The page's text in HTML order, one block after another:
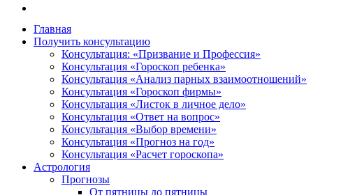
Шабалин Михаил Александрович. Персональный сайт
Председатель Новосибирского астрологического
консультации на основании Вашей натальной карты,
том, как с этим связано здоровье. Астропсихолог
диалога. У Вас будет возможность задавать вопросы по
и место своего рождения. Знание точного времени
деятель.
Главная
Получить консультацию
Консультация: «Призвание и Профессия»
Консультация «Гороскоп ребенка»
Консультация «Анализ парных взаимоотношений»
Консультация «Гороскоп фирмы»
Консультация «Листок в личное дело»
Консультация «Ответ на вопрос»
Консультация «Выбор времени»
Консультация «Прогноз на год»
Консультация «Расчет гороскопа»
Астрология
Прогнозы
От пятницы до пятницы